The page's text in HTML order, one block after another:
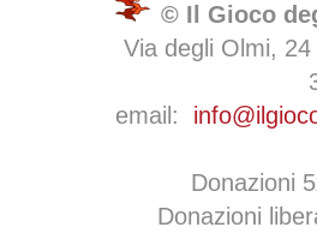
© Il Gioco
Via degli Olmi,
email:
Donazioni
Donazioni